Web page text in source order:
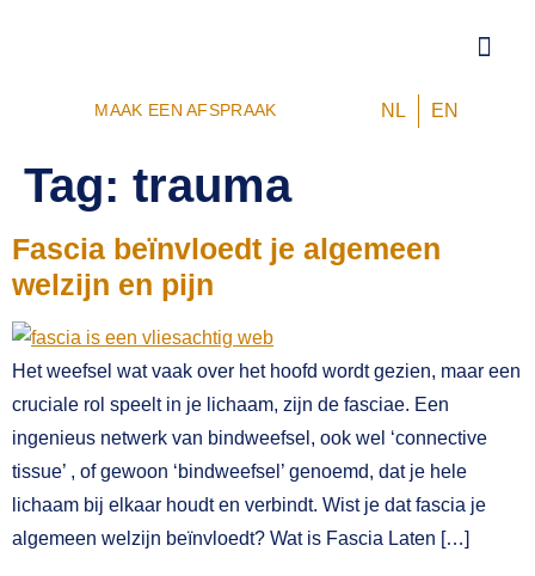
MAAK EEN AFSPRAAK NL EN
Tag: trauma
Fascia beïnvloedt je algemeen
welzijn en pijn
Het weefsel wat vaak over het hoofd wordt gezien, maar een
cruciale rol speelt in je lichaam, zijn de fasciae. Een
ingenieus netwerk van bindweefsel, ook wel ‘connective
tissue’ , of gewoon ‘bindweefsel’ genoemd, dat je hele
lichaam bij elkaar houdt en verbindt. Wist je dat fascia je
algemeen welzijn beïnvloedt? Wat is Fascia Laten […]